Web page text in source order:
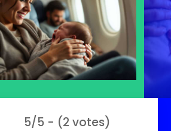
5/5 - (2 votes)